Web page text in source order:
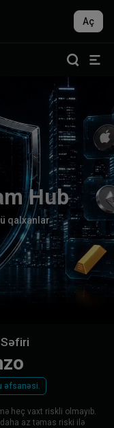
Aç
m Hub
ü qalxan ar
əfsanəsi.
heç vaxt riskli olmayıb.
az təmas riski ilə